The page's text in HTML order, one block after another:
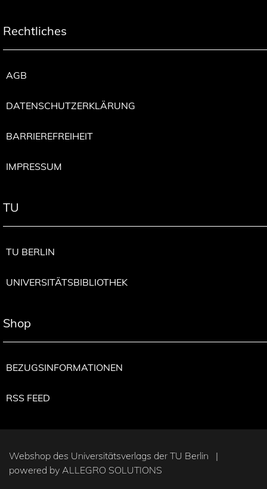
Rechtliches
AGB
DATENSCHUTZERKLÄRUNG
BARRIEREFREIHEIT
IMPRESSUM
TU
TU BERLIN
UNIVERSITÄTSBIBLIOTHEK
Shop
BEZUGSINFORMATIONEN
RSS FEED
Webshop des Universitätsverlags der TU Berlin |
powered by ALLEGRO SOLUTIONS